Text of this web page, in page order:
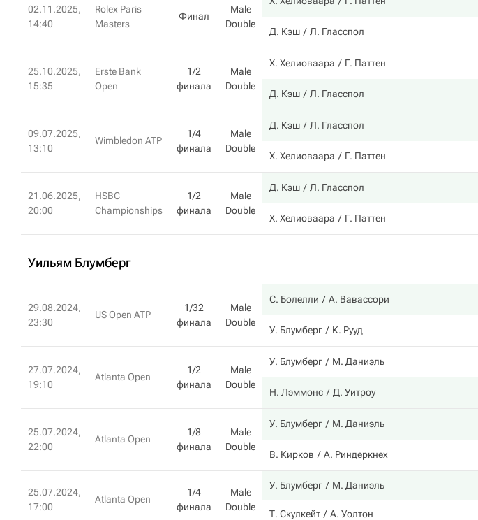
02.11.2025,
14:40
Rolex Paris
Masters
Финал
Male
Double
Д. Кэш Л. Гласспол
25.10.2025,
15:35
Erste Bank
Open
1/2
финала
Male
Double
Х. Хелиоваара Г. Паттен
Д. Кэш Л. Гласспол
09.07.2025,
13:10
Wimbledon ATP
1/4
финала
Male
Double
Д. Кэш Л. Гласспол
Х. Хелиоваара Г. Паттен
21.06.2025,
20:00
HSBC
Championships
1/2
финала
Male
Double
Д. Кэш Л. Гласспол
Х. Хелиоваара Г. Паттен
Уильям Блумберг
29.08.2024,
23:30
US Open ATP
1/32
финала
Male
Double
С. Болелли А. Вавассори
У. Блумберг К. Рууд
27.07.2024,
19:10
Atlanta Open
1/2
финала
Male
Double
У. Блумберг М. Даниэль
Н. Лэммонс Д. Уитроу
25.07.2024,
22:00
Atlanta Open
1/8
финала
Male
Double
У. Блумберг М. Даниэль
В. Кирков А. Риндеркнех
25.07.2024,
17:00
Atlanta Open
1/4
финала
Male
Double
У. Блумберг М. Даниэль
Т. Скулкейт А. Уолтон